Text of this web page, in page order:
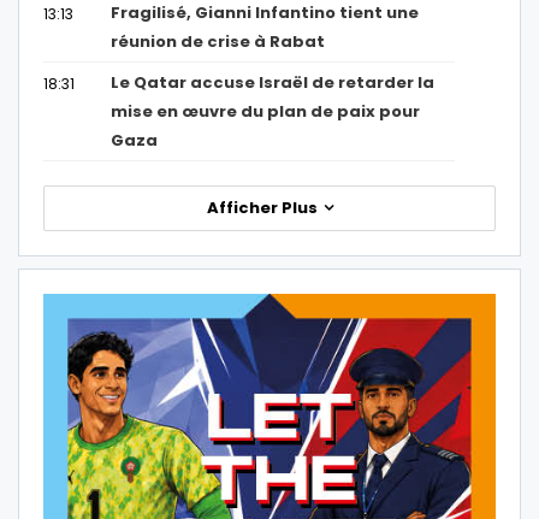
13:13
Fragilisé, Gianni Infantino tient une
réunion de crise à Rabat
18:31
Le Qatar accuse Israël de retarder la
mise en œuvre du plan de paix pour
Gaza
Afficher Plus